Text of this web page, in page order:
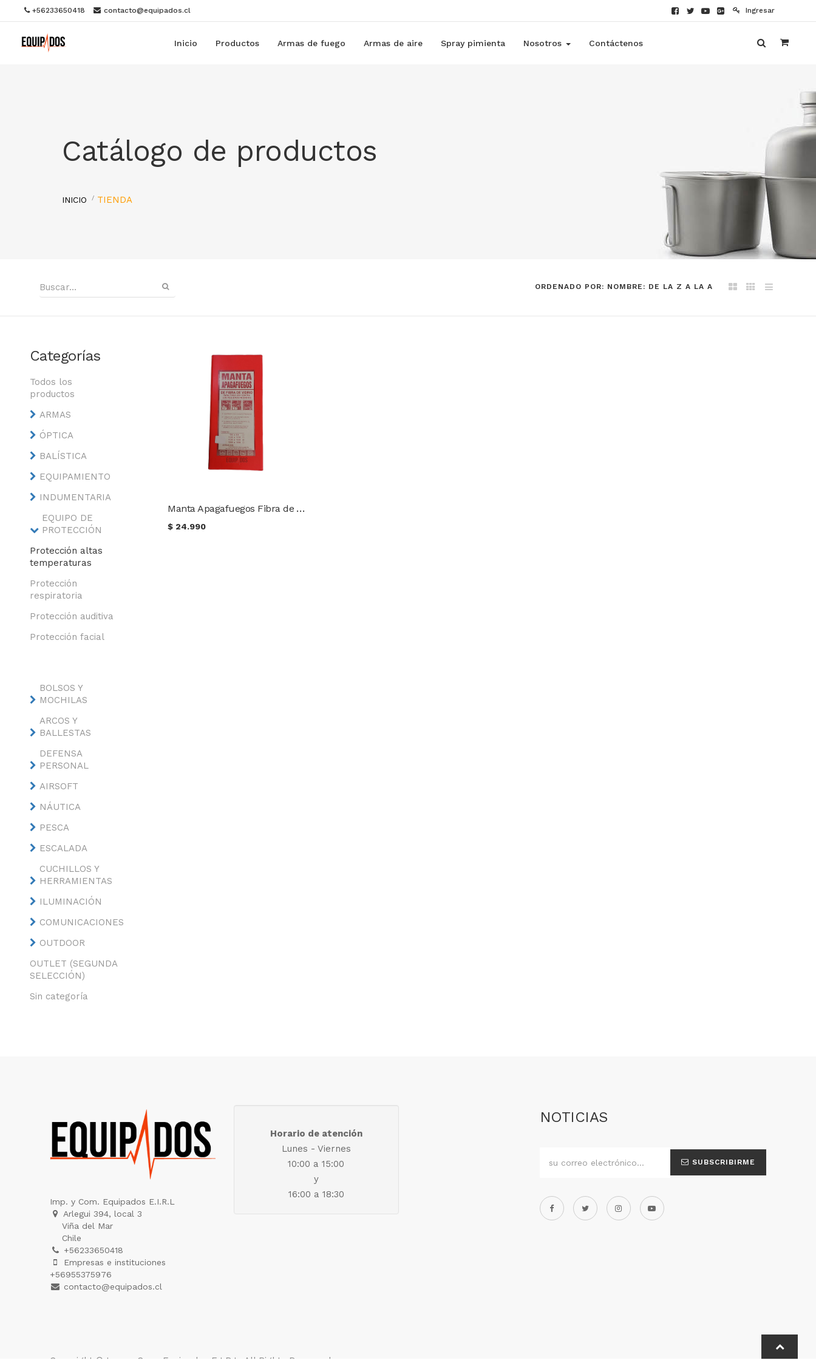
+56233650418 contacto@equipados.cl Ingresar
Inicio Productos Armas de fuego Armas de aire Spray pimienta Nosotros Contáctenos
Catálogo de productos
INICIO TIENDA
ORDENADO POR: NOMBRE: DE LA Z A LA A
Categorías
Todos los
productos
ARMAS
ÓPTICA
BALÍSTICA
EQUIPAMIENTO
INDUMENTARIA
EQUIPO DE
PROTECCIÓN
Protección altas
temperaturas
Protección
respiratoria
Protección auditiva
Protección facial
BOLSOS Y
MOCHILAS
ARCOS Y
BALLESTAS
DEFENSA
PERSONAL
AIRSOFT
NÁUTICA
PESCA
ESCALADA
CUCHILLOS Y
HERRAMIENTAS
ILUMINACIÓN
COMUNICACIONES
OUTDOOR
OUTLET (SEGUNDA
SELECCIÓN)
Sin categoría
Manta Apagafuegos Fibra de Vidrio
$ 24.990
Imp. y Com. Equipados E.I.R.L
Arlegui 394, local 3
Viña del Mar
Chile
+56233650418
Empresas e instituciones
+56955375976
contacto@equipados.cl
Horario de atención
Lunes - Viernes
10:00 a 15:00
y
16:00 a 18:30
NOTICIAS
SUBSCRIBIRME